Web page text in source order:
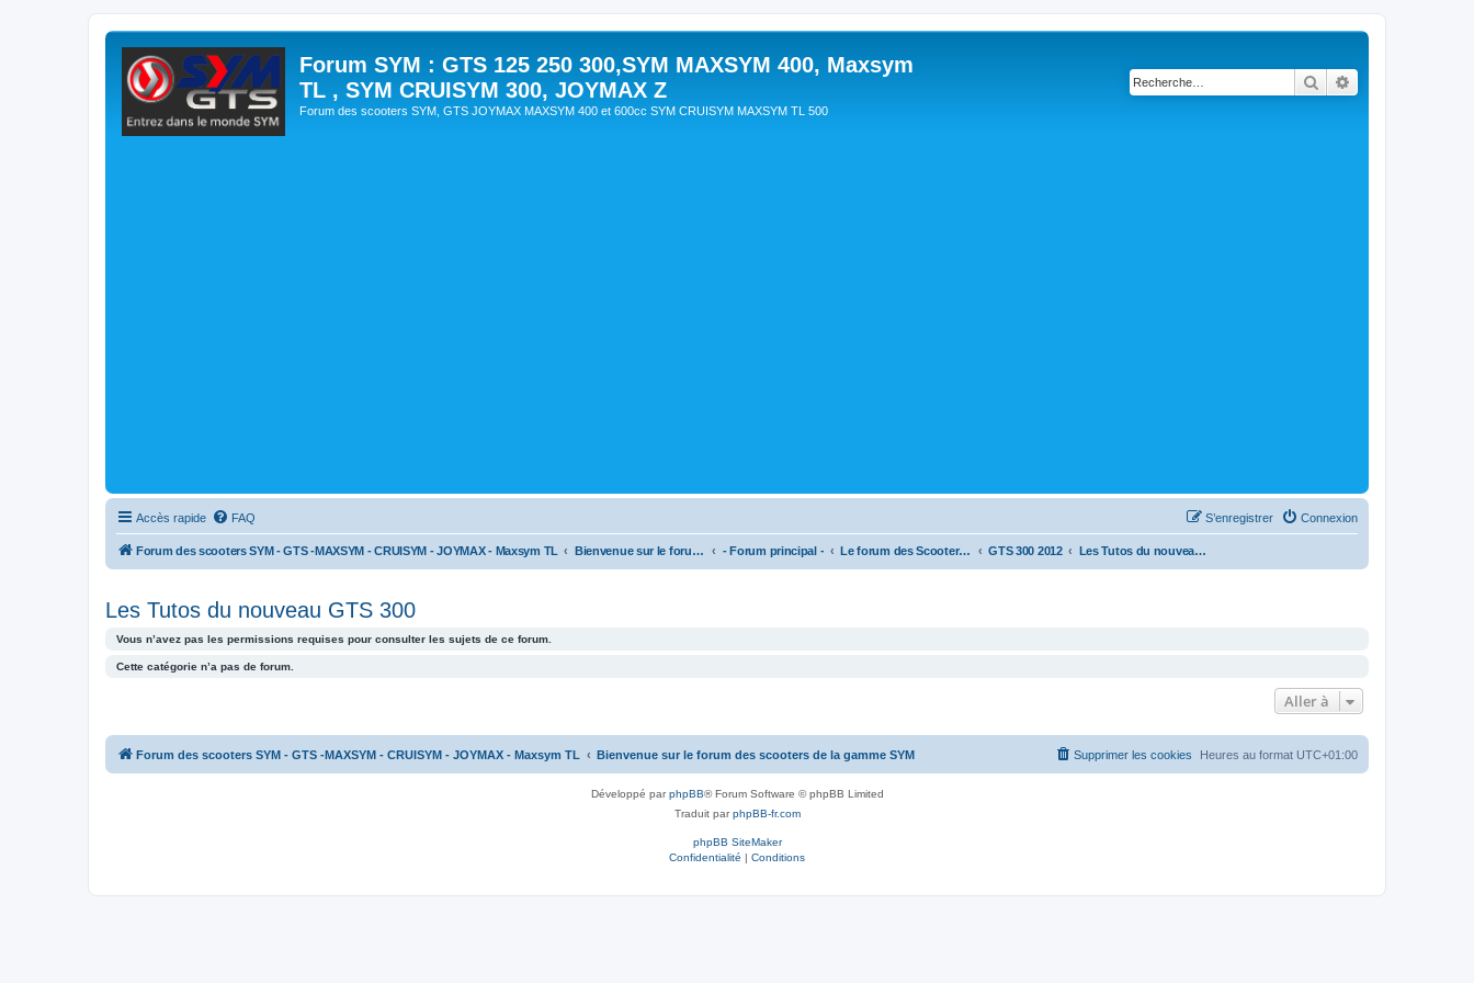
Forum SYM : GTS 125 250 300,SYM MAXSYM 400, Maxsym
TL , SYM CRUISYM 300, JOYMAX Z
Forum des scooters SYM, GTS JOYMAX MAXSYM 400 et 600cc SYM CRUISYM MAXSYM TL 500
Rechercher
Accès rapide FAQ Connexion
S’enregistrer
Forum des scooters SYM - GTS -MAXSYM - CRUISYM - JOYMAX - Maxsym TL Bienvenue sur le forum des scooters de la gamme SYM - Forum principal - Le forum des Scooters SYM GTS 300 2012 Les Tutos du nouveau GTS 300
Les Tutos du nouveau GTS 300
Vous n’avez pas les permissions requises pour consulter les sujets de ce forum.
Cette catégorie n’a pas de forum.
Aller à
Forum des scooters SYM - GTS -MAXSYM - CRUISYM - JOYMAX - Maxsym TL Bienvenue sur le forum des scooters de la gamme SYM Heures au format UTC+01:00
Supprimer les cookies
Développé parphpBB® Forum Software © phpBB Limited
Traduit parphpBB-fr.com
phpBB SiteMaker
Confidentialité | Conditions